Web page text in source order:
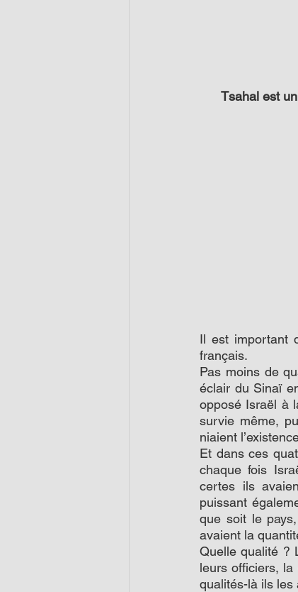
Tsahal est
Il est important
français.
Pas moins de
éclair du Sinaï
opposé Israël à
survie même,
niaient
Et dans ces
chaque fois
certes ils
puissant
que soit le
avaient la
Quelle qualité ?
leurs officiers,
qualités-là ils les